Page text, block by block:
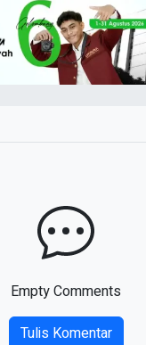
Empty Comments
Tulis Komentar